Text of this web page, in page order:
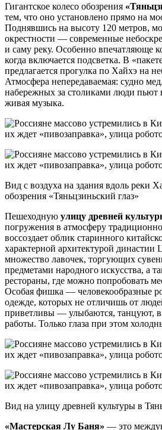
Гигантское колесо обозрения
тем, что оно установлено прямо на
Поднявшись на высоту 120 метров,
окрестности — современные
и саму реку. Особенно впечатляюще
когда включается подсветка. В
предлагается прогулка по Хайхэ на
Атмосфера непередаваемая: судно
набережных за столиками люди пьют
живая музыка.
Вид с воздуха на здания вдоль реки
обозрения «Тяньцзиньский глаз»
Пешеходную улицу древней
погружения в атмосферу
воссоздает облик старинного
характерной архитектурой династии
множество лавочек, торгующих
предметами народного искусства, а
рестораны, где можно попробовать
Особая фишка — человекообразные
одежде, которых не отличишь от
приветливы — улыбаются, танцуют,
работы. Только глаза при этом
Вид на улицу древней культуры в
«Мастерская Лу Баня» — это